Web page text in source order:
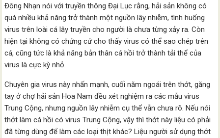
Đông Nhạn nói với truyền thông Đại Lục rằng, hải sản không có
quá nhiều khả năng trở thành một nguồn lây nhiễm, tình huống
virus trên loài cá lây truyền cho người là chưa từng xảy ra. Còn
hiện tại không có chứng cứ cho thấy virus có thể sao chép trên
cá, cũng tức là khả năng bản thân cá hồi trở thành tải thể của
virus là cực kỳ nhỏ.
Chuyên gia virus này nhấn mạnh, cuối năm ngoái trên thớt, găng
tay ở chợ hải sản Hoa Nam đều xét nghiệm ra các mẫu virus
Trung Cộng, nhưng nguồn lây nhiễm cụ thể vẫn chưa rõ. Nếu nói
thớt làm cá hồi có virus Trung Cộng, vậy thì thớt này liệu có phải
đã từng dùng để làm các loại thịt khác? Liệu người sử dụng thớt